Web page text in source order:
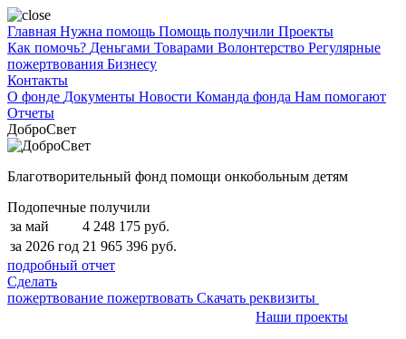
Главная Нужна помощь Помощь получили Проекты
Как помочь? Деньгами Товарами Волонтерство Регулярные
пожертвования Бизнесу
Контакты
О фонде Документы Новости Команда фонда Нам помогают
Отчеты
ДоброСвет
Благотворительный фонд помощи онкобольным детям
Подопечные получили
за май
4 248 175 руб.
за 2026 год 21 965 396 руб.
подробный отчет
Сделать
пожертвование пожертвовать Скачать реквизиты
Наши проекты